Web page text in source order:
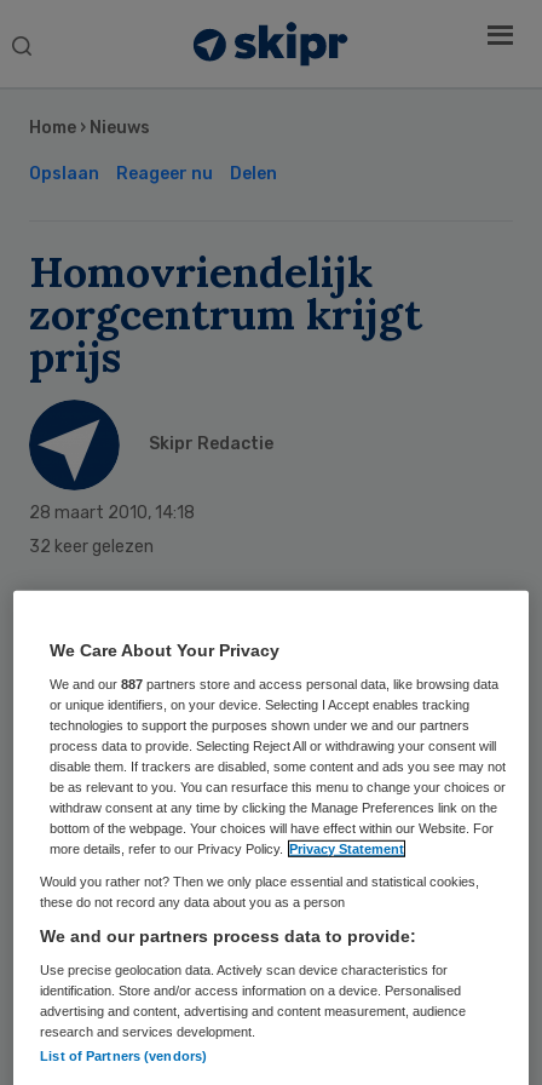
Search
Home › Nieuws
Opslaan Reageer nu Delen
Homovriendelijk
zorgcentrum krijgt
prijs
Skipr Redactie
28 maart 2010, 14:18
32 keer gelezen
Amsterdam, onderdeel van de Osiragroep,
krijgt op 1 april als eerste zorginstelling een
keurmerk voor homovriendelijke
ouderenzorg. De Roze Loper wordt
uitgereikt door oud-staatssecretaris Jet
Bussemaker van Volksgezondheid.
Onderzoek
Met de Roze Loper wil hetConsortium Roze
50+, een samenwerkingsverband van
ouderen- en homo-organisaties, de
Sidebar
We Care About Your Privacy
We and our887 partners store and access personal data, like browsing data
or unique identifiers, on your device. Selecting I Accept enables tracking
technologies to support the purposes shown under we and our partners
process data to provide. Selecting Reject All or withdrawing your consent will
disable them. If trackers are disabled, some content and ads you see may not
be as relevant to you. You can resurface this menu to change your choices or
withdraw consent at any time by clicking the Manage Preferences link on the
bottom of the webpage. Your choices will have effect within our Website. For
more details, refer to our Privacy Policy.
Privacy Statement
Would you rather not? Then we only place essential and statistical cookies,
these do not record any data about you as a person
We and our partners process data to provide:
Use precise geolocation data. Actively scan device characteristics for
identification. Store and/or access information on a device. Personalised
advertising and content, advertising and content measurement, audience
research and services development.
List of Partners (vendors)